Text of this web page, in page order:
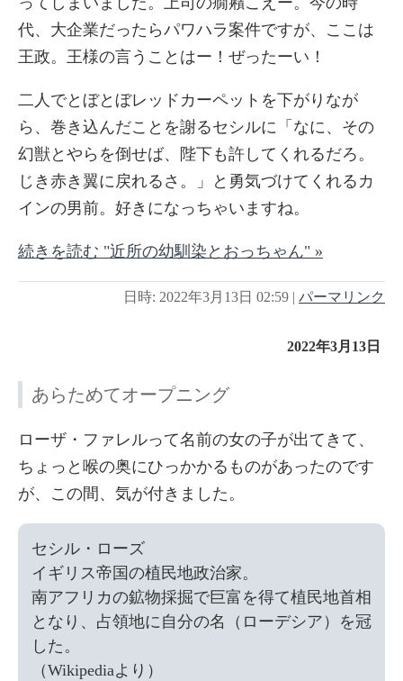
代、大企業だったらパワハラ案件ですが、ここは
王政。王様の言うことはー！ぜったーい！
二人でとぼとぼレッドカーペットを下がりなが
ら、巻き込んだことを謝るセシルに「なに、その
幻獣とやらを倒せば、陛下も許してくれるだろ。
じき赤き翼に戻れるさ。」と勇気づけてくれるカ
インの男前。好きになっちゃいますね。
続きを読む "近所の幼馴染とおっちゃん" »
日時: 2022年3月13日 02:59 | パーマリンク
2022年3月13日
あらためてオープニング
ローザ・ファレルって名前の女の子が出てきて、
ちょっと喉の奥にひっかかるものがあったのです
が、この間、気が付きました。
セシル・ローズ
イギリス帝国の植民地政治家。
南アフリカの鉱物採掘で巨富を得て植民地首相
となり、占領地に自分の名（ローデシア）を冠
した。